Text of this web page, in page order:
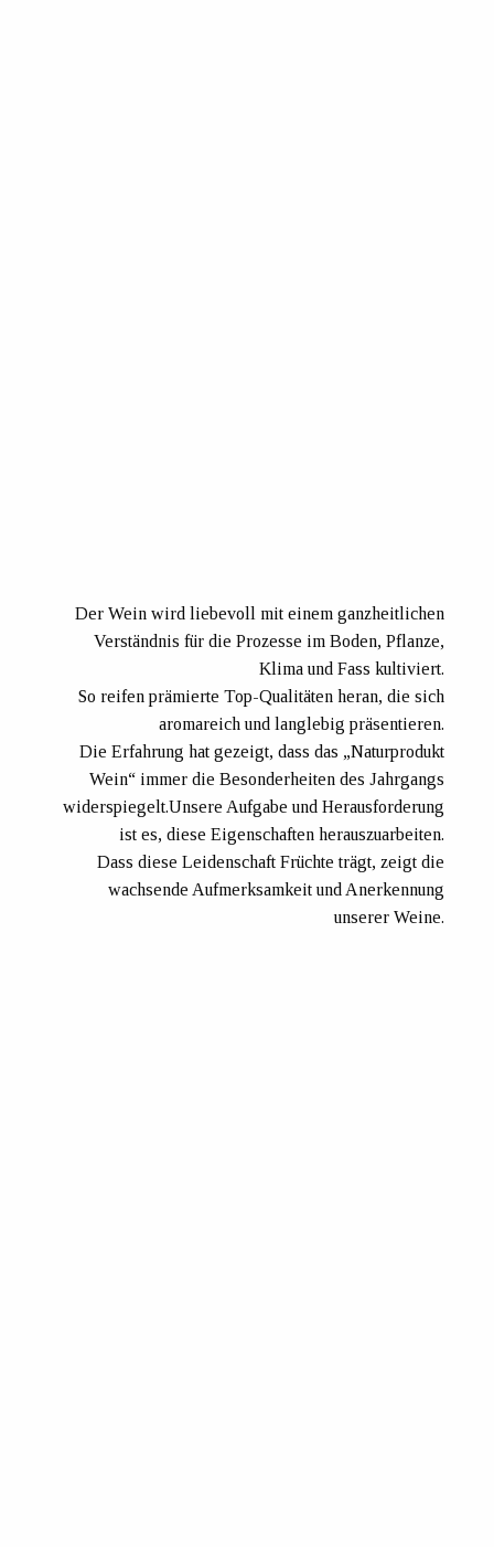
Der Wein wird liebevoll mit einem ganzheitlichen
Verständnis für die Prozesse im Boden, Pflanze,
Klima und Fass kultiviert.
So reifen prämierte Top-Qualitäten heran, die sich
aromareich und langlebig präsentieren.
Die Erfahrung hat gezeigt, dass das „Naturprodukt
Wein“ immer die Besonderheiten des Jahrgangs
widerspiegelt.Unsere Aufgabe und Herausforderung
ist es, diese Eigenschaften herauszuarbeiten.
Dass diese Leidenschaft Früchte trägt, zeigt die
wachsende Aufmerksamkeit und Anerkennung
unserer Weine.